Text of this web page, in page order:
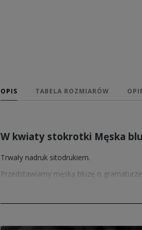
OPIS TABELA ROZMIARÓW
W kwiaty stokrotki Męska
Trwały nadruk sitodrukiem.
Przedstawiamy męską bluzę o
Sprzedawane przez nas wzory